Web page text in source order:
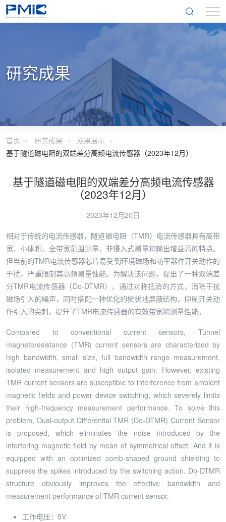
研究成果
首页 研究成果
成果展示
基于隧道磁电阻的双端差分高频电流传感器（2023年12月）
基于隧道磁电阻的双端差分高频电流传感器
（2023年12月）
2023年12月20日
相对于传统的电流传感器，隧道磁电阻（TMR）电流传感器具有高带
宽、小体积、全带宽范围测量、非侵入式测量和输出增益高的特点。
但当前的TMR电流传感器芯片易受到环境磁场和功率器件开关动作的
干扰，严重限制其高频测量性能。为解决该问题，提出了一种双端差
分TMR电流传感器（Do-DTMR），通过对称抵消的方式，消除干扰
磁场引入的噪声，同时搭配一种优化的梳状地屏蔽结构，抑制开关动
作引入的尖刺，提升了TMR电流传感器的有效带宽和测量性能。
Compared to conventional current sensors, Tunnel
magnetoresistance (TMR) current sensors are characterized by
high bandwidth, small size, full bandwidth range measurement,
isolated measurement and high output gain. However, existing
TMR current sensors are susceptible to interference from ambient
magnetic fields and power device switching, which severely limits
their high-frequency measurement performance. To solve this
problem, Dual-output Differential TMR (Do-DTMR) Current Sensor
is proposed, which eliminates the noise introduced by the
interfering magnetic field by mean of symmetrical offset. And it is
equipped with an optimized comb-shaped ground shielding to
suppress the spikes introduced by the switching action. Do-DTMR
structure obviously improves the effective bandwidth and
measurement performance of TMR current sensor.
工作电压：5V